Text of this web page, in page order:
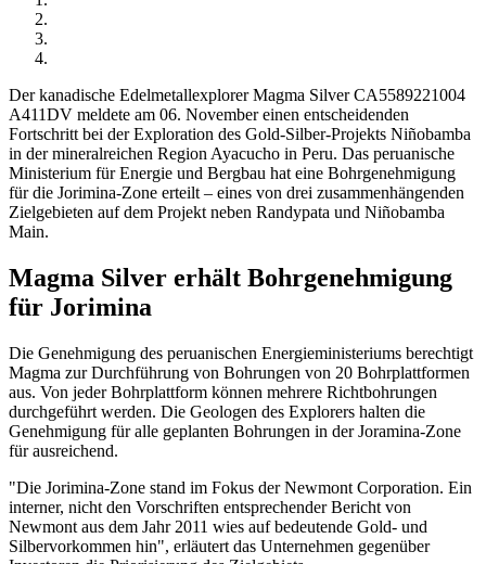
Der kanadische Edelmetallexplorer Magma SilverCA5589221004
A411DV meldete am 06. November einen entscheidenden
Fortschritt bei der Exploration des Gold-Silber-Projekts Niñobamba
in der mineralreichen Region Ayacucho in Peru. Das peruanische
Ministerium für Energie und Bergbau hat eine Bohrgenehmigung
für die Jorimina-Zone erteilt – eines von drei zusammenhängenden
Zielgebieten auf dem Projekt neben Randypata und Niñobamba
Main.
Magma Silver erhält Bohrgenehmigung
für Jorimina
Die Genehmigung des peruanischen Energieministeriums berechtigt
Magma zur Durchführung von Bohrungen von 20 Bohrplattformen
aus. Von jeder Bohrplattform können mehrere Richtbohrungen
durchgeführt werden. Die Geologen des Explorers halten die
Genehmigung für alle geplanten Bohrungen in der Joramina-Zone
für ausreichend.
"Die Jorimina-Zone stand im Fokus der Newmont Corporation. Ein
interner, nicht den Vorschriften entsprechender Bericht von
Newmont aus dem Jahr 2011 wies auf bedeutende Gold- und
Silbervorkommen hin", erläutert das Unternehmen gegenüber